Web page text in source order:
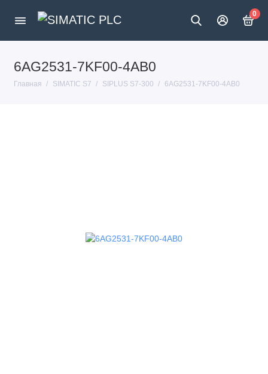
0
6AG2531-7KF00-4AB0
Главная SIMATIC S7 SIPLUS S7-300 6AG2531-7KF00-4AB0